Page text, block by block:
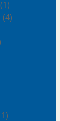
(1)
(4)